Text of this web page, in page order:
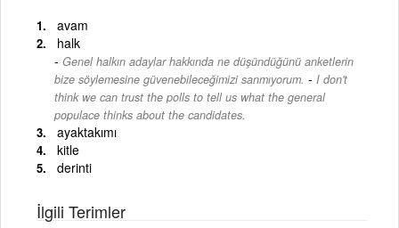
avam
halk
Genel halkın adaylar hakkında ne düşündüğünü anketlerin
bize söylemesine güvenebileceğimizi sanmıyorum. - I don't
think we can trust the polls to tell us what the general
populace thinks about the candidates.
ayaktakımı
kitle
derinti
İlgili Terimler